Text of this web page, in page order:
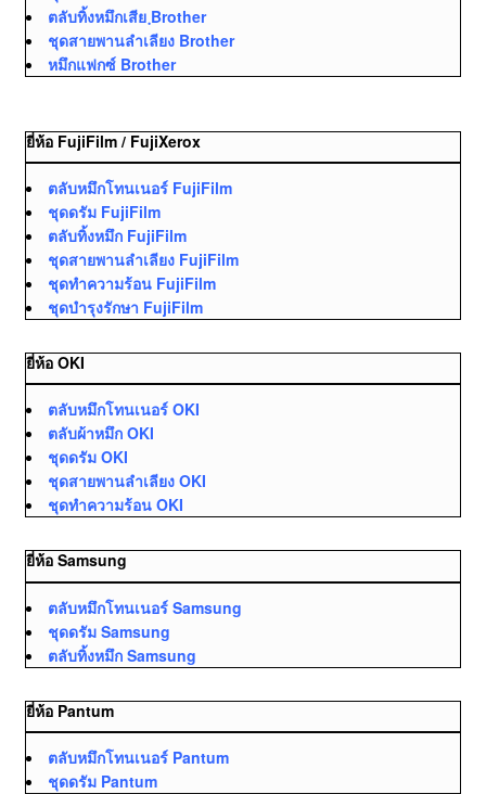
ตลับทิ้งหมึกเสีย ฺBrother
ชุดสายพานลำเลียง Brother
หมึกแฟกซ์ Brother
ยี่ห้อ FujiFilm / FujiXerox
ตลับหมึกโทนเนอร์ FujiFilm
ชุดดรัม FujiFilm
ตลับทิ้งหมึก FujiFilm
ชุดสายพานลำเลียง FujiFilm
ชุดทำความร้อน FujiFilm
ชุดบำรุงรักษา FujiFilm
ยี่ห้อ OKI
ตลับหมึกโทนเนอร์ OKI
ตลับผ้าหมึก OKI
ชุดดรัม OKI
ชุดสายพานลำเลียง OKI
ชุดทำความร้อน OKI
ยี่ห้อ Samsung
ตลับหมึกโทนเนอร์ Samsung
ชุดดรัม Samsung
ตลับทิ้งหมึก Samsung
ยี่ห้อ Pantum
ตลับหมึกโทนเนอร์ Pantum
ชุดดรัม Pantum